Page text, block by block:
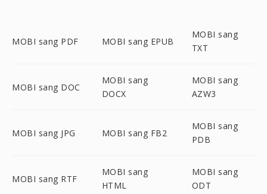
MOBI sang PDF MOBI sang EPUB
MOBI sang
TXT
MOBI sang DOC
MOBI sang
DOCX
MOBI sang
AZW3
MOBI sang JPG MOBI sang FB2
MOBI sang
PDB
MOBI sang RTF
MOBI sang
HTML
MOBI sang
ODT